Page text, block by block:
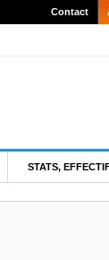
Contact
STATS,